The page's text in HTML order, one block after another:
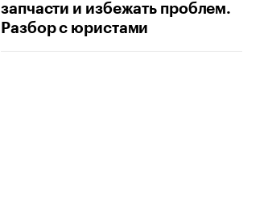
запчасти и избежать проблем.
Разбор с юристами